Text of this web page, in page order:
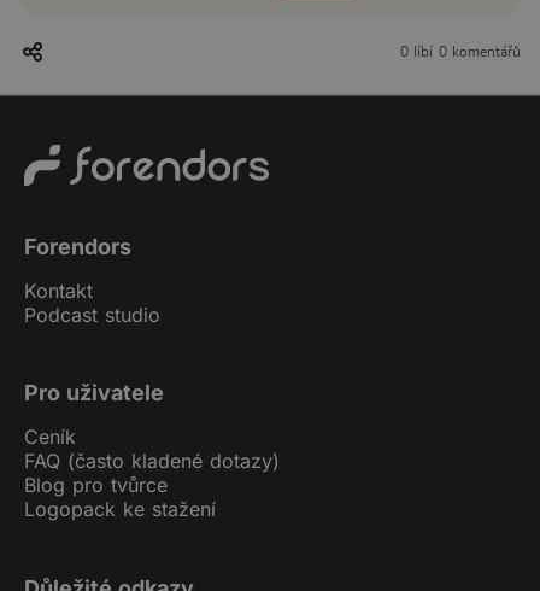
0 líbí 0 komentářů
Forendors
Kontakt
Podcast studio
Pro uživatele
Ceník
FAQ (často kladené dotazy)
Blog pro tvůrce
Logopack ke stažení